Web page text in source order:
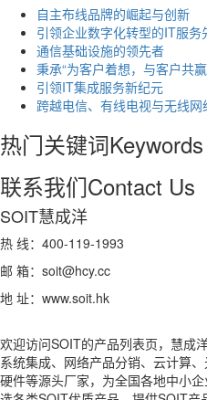
自主布线品牌的崛起与创新
引领企业数字化转型的IT服务
通信基础设施的领先者
秉承“为客户着想，与客户共
引领IT集成服务新纪元
跨越电信、有线电视与无线
热门关键词Keywords
联系我们Contact Us
SOIT慧成洋
热 线：400-119-1993
邮 箱：soit@hcy.cc
地 址：www.soit.hk
欢迎访问SOIT的产品列表页，慧成
系统集成、网络产品分销、云计算
硬件等源头厂家，为全国各地中小